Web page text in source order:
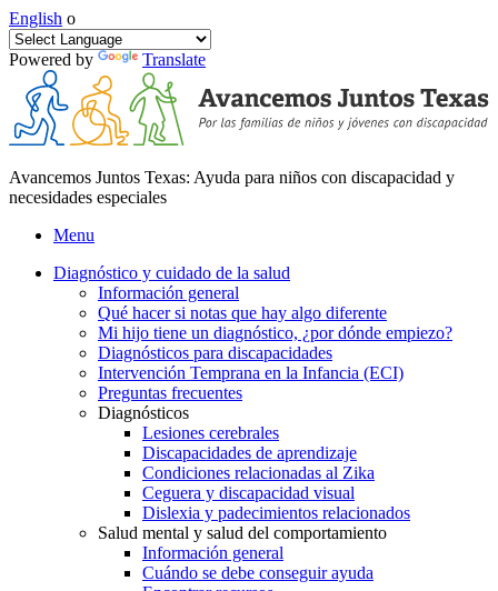
English o
Powered by Translate
Avancemos Juntos Texas: Ayuda para niños con discapacidad y
necesidades especiales
Menu
Diagnóstico y cuidado de la salud
Información general
Qué hacer si notas que hay algo diferente
Mi hijo tiene un diagnóstico, ¿por dónde empiezo?
Diagnósticos para discapacidades
Intervención Temprana en la Infancia (ECI)
Preguntas frecuentes
Diagnósticos
Lesiones cerebrales
Discapacidades de aprendizaje
Condiciones relacionadas al Zika
Ceguera y discapacidad visual
Dislexia y padecimientos relacionados
Salud mental y salud del comportamiento
Información general
Cuándo se debe conseguir ayuda